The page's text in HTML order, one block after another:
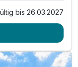
bis 26.03.2027